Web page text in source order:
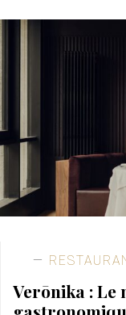
Verōnika : Le